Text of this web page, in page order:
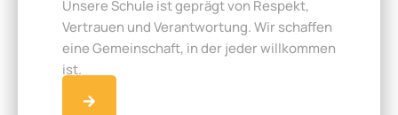
Unsere Schule ist geprägt von Respekt,
Vertrauen und Verantwortung. Wir schaffen
eine Gemeinschaft, in der jeder willkommen
ist.